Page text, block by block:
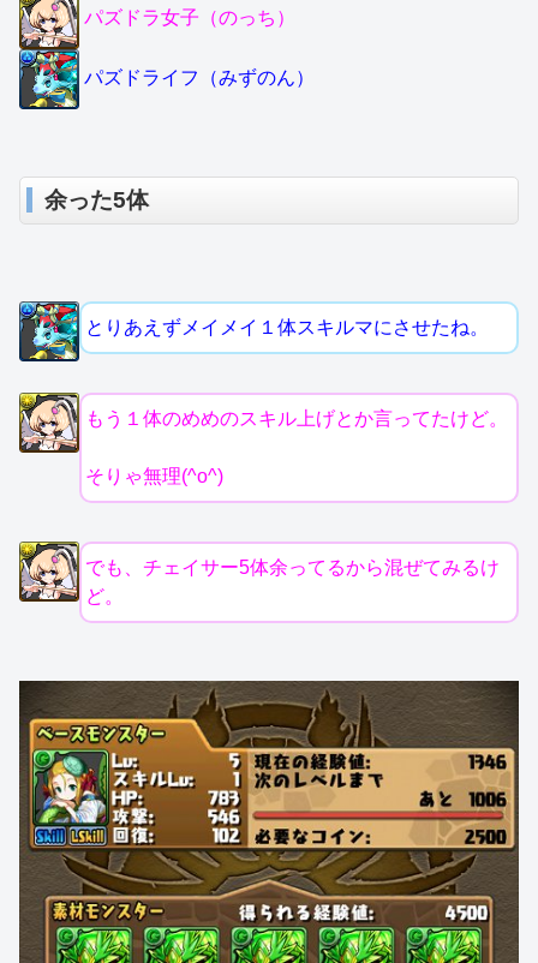
パズドラ女子（のっち）
パズドライフ（みずのん）
余った5体
とりあえずメイメイ１体スキルマにさせたね。
もう１体のめめのスキル上げとか言ってたけど。
そりゃ無理(^o^)
でも、チェイサー5体余ってるから混ぜてみるけ
ど。